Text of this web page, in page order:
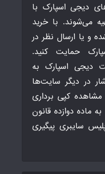
دیجی اسپارک با
می‌شوند. با خرید
و یا ارسال نظر در
حمایت کنید.
دیجی اسپارک به
در دیگر سایت‌ها
کپی برداری
ماده دوازده قانون
سایبری پیگیری